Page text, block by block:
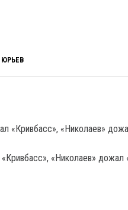
ЮРЬЕВ
«Николаев» дожал